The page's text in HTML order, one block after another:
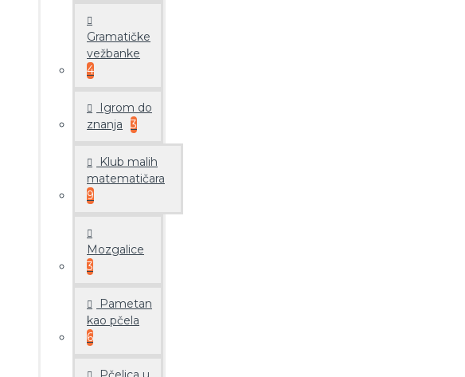
Gramatičke
vežbanke
4
Igrom do
znanja
3
Klub malih
matematičara
9
Mozgalice
3
Pametan
kao pčela
6